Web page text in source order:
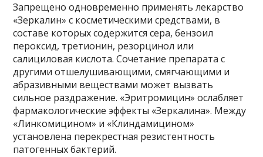
Запрещено одновременно применять лекарство
«Зеркалин» с косметическими средствами, в
составе которых содержится сера, бензоил
пероксид, третионин, резорцинол или
салициловая кислота. Сочетание препарата с
другими отшелушивающими, смягчающими и
абразивными веществами может вызвать
сильное раздражение. «Эритромицин» ослабляет
фармакологические эффекты «Зеркалина». Между
«Линкомицином» и «Клиндамицином»
установлена перекрестная резистентность
патогенных бактерий.